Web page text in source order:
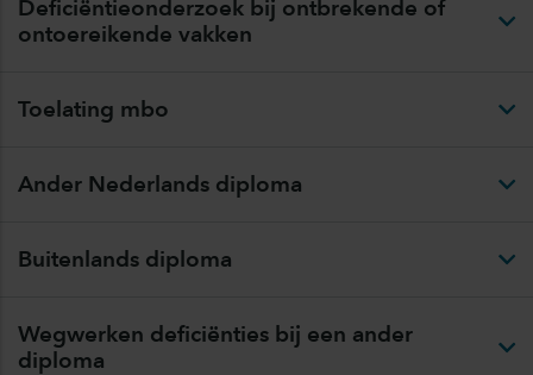
Deficiëntieonderzoek bij ontbrekende of
ontoereikende vakken
Toelating mbo
Ander Nederlands diploma
Buitenlands diploma
Wegwerken deficiënties bij een ander
diploma